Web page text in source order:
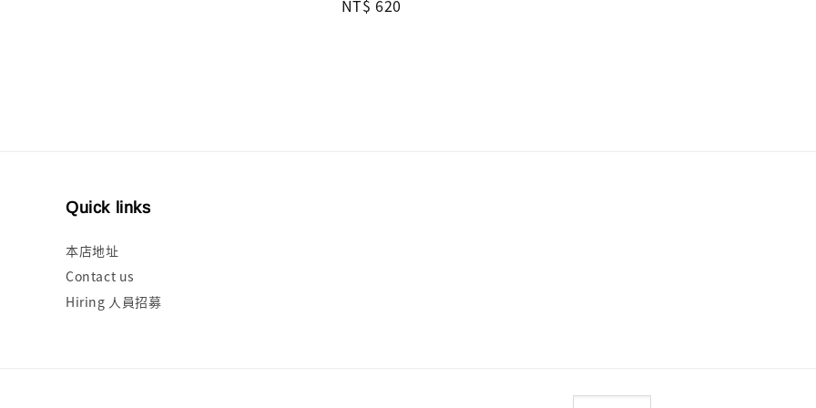
Regular
NT$ 620
Quick links
本店地址
Contact us
Hiring 人員招募